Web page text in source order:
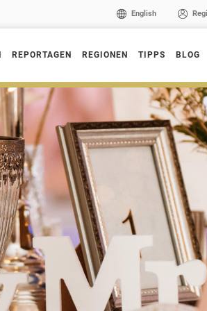
English
REPORTAGEN REGIONEN TIPPS BLOG